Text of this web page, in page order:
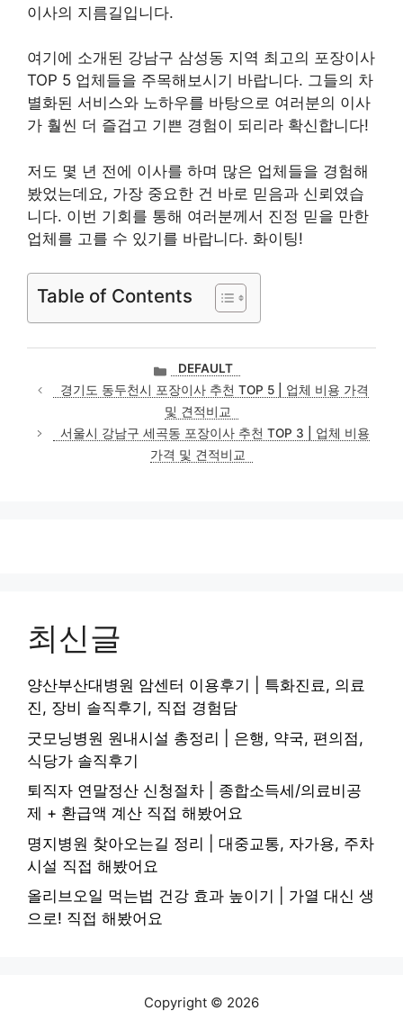
이사의 지름길입니다.
여기에 소개된 강남구 삼성동 지역 최고의 포장이사
TOP 5 업체들을 주목해보시기 바랍니다. 그들의 차
별화된 서비스와 노하우를 바탕으로 여러분의 이사
가 훨씬 더 즐겁고 기쁜 경험이 되리라 확신합니다!
저도 몇 년 전에 이사를 하며 많은 업체들을 경험해
봤었는데요, 가장 중요한 건 바로 믿음과 신뢰였습
니다. 이번 기회를 통해 여러분께서 진정 믿을 만한
업체를 고를 수 있기를 바랍니다. 화이팅!
Table of Contents
카
테
고
리
DEFAULT
경기도 동두천시 포장이사 추천 TOP 5 | 업체 비용 가격
및 견적비교
서울시 강남구 세곡동 포장이사 추천 TOP 3 | 업체 비용
가격 및 견적비교
최신글
양산부산대병원 암센터 이용후기 | 특화진료, 의료
진, 장비 솔직후기, 직접 경험담
굿모닝병원 원내시설 총정리 | 은행, 약국, 편의점,
식당가 솔직후기
퇴직자 연말정산 신청절차 | 종합소득세/의료비공
제 + 환급액 계산 직접 해봤어요
명지병원 찾아오는길 정리 | 대중교통, 자가용, 주차
시설 직접 해봤어요
올리브오일 먹는법 건강 효과 높이기 | 가열 대신 생
으로! 직접 해봤어요
Copyright © 2026